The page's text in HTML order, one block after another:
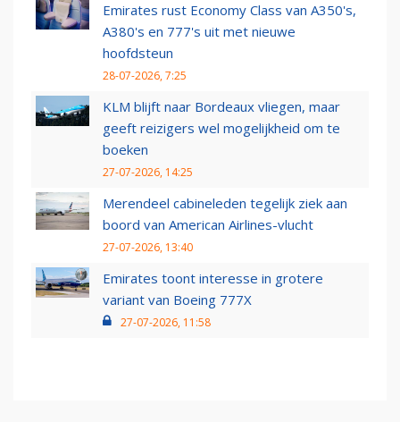
Emirates rust Economy Class van A350's,
A380's en 777's uit met nieuwe
hoofdsteun
28-07-2026, 7:25
KLM blijft naar Bordeaux vliegen, maar
geeft reizigers wel mogelijkheid om te
boeken
27-07-2026, 14:25
Merendeel cabineleden tegelijk ziek aan
boord van American Airlines-vlucht
27-07-2026, 13:40
Emirates toont interesse in grotere
variant van Boeing 777X
27-07-2026, 11:58